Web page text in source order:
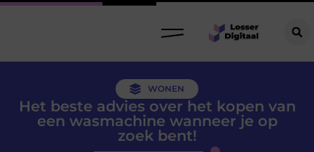
WONEN
Het beste advies over het kopen van
een wasmachine wanneer je op
zoek bent!